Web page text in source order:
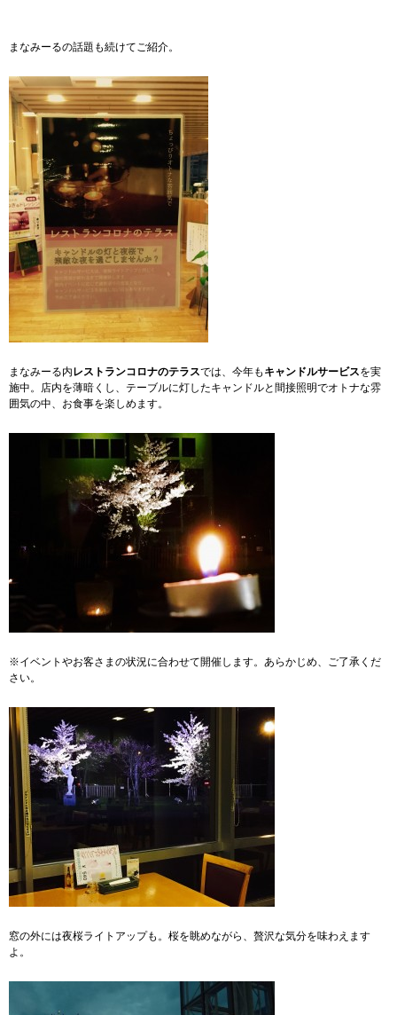
まなみーるの話題も続けてご紹介。
まなみーる内 レストランコロナのテラスでは、今年も キャンドルサービスを実
施中。店内を薄暗くし、テーブルに灯したキャンドルと間接照明でオトナな雰
囲気の中、お食事を楽しめます。
※イベントやお客さまの状況に合わせて開催します。あらかじめ、ご了承くだ
さい。
窓の外には夜桜ライトアップも。桜を眺めながら、贅沢な気分を味わえます
よ。